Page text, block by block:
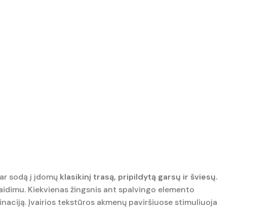
sodą į įdomų klasikinį trasą, pripildytą garsų ir šviesų.
Kiekvienas žingsnis ant spalvingo elemento
Įvairios tekstūros akmenų paviršiuose stimuliuoja